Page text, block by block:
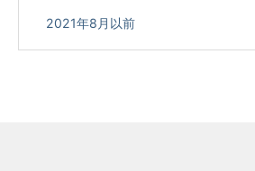
2021年8月以前